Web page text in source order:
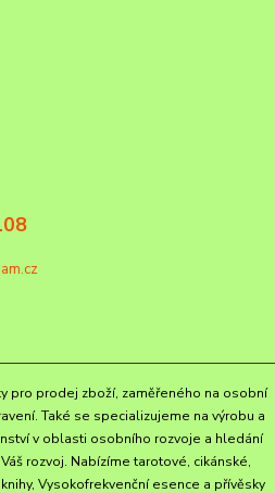
pro prodej zboží, zaměřeného na osobní
Také se specializujeme na výrobu a
v oblasti osobního rozvoje a hledání
rozvoj. Nabízíme tarotové, cikánské,
Vysokofrekvenční esence a přívěsky